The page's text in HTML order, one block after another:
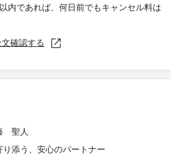
内であれば、何日前でもキャンセル料は
確認する
聖人
添う、安心のパートナー